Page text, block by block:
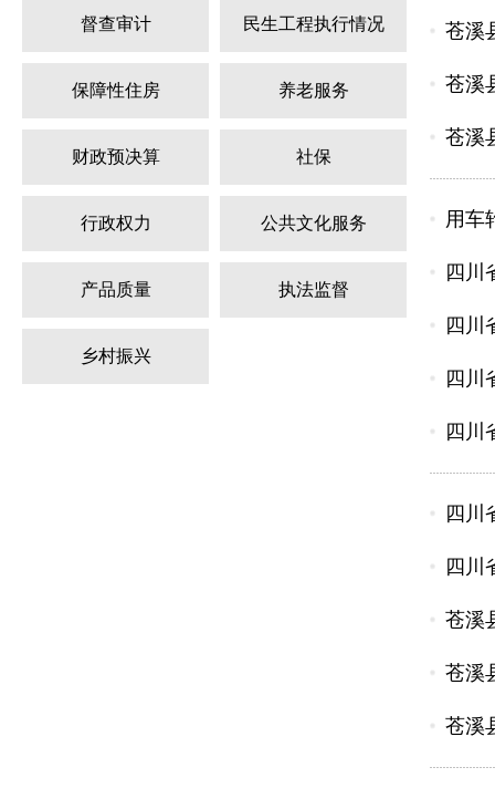
督查审计 民生工程执行情况
保障性住房 养老服务
财政预决算 社保
行政权力 公共文化服务
产品质量 执法监督
乡村振兴
苍溪
苍溪
苍溪
用车
四川
四川
四川
四川
四川
四川
苍溪
苍溪
苍溪